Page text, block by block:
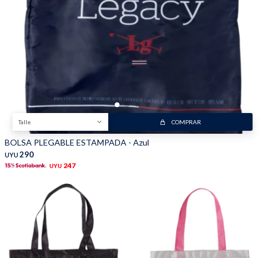
Talle COMPRAR
BOLSA PLEGABLE ESTAMPADA - Azul
UYU 290
UYU 247